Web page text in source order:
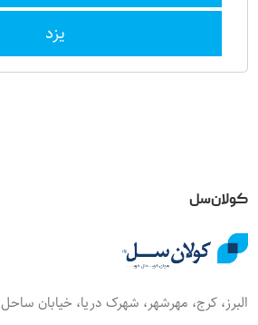
یزد
کولان‌سل
البرز، کرج، مهرشهر، شهرک دریا، خیابان ساحل 1، پلاک 18 (